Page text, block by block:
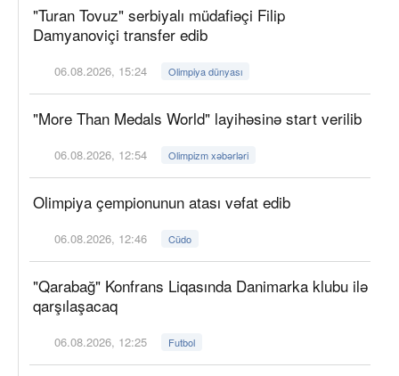
"Turan Tovuz" serbiyalı müdafiəçi Filip
Damyanoviçi transfer edib
06.08.2026, 15:24 Olimpiya dünyası
"More Than Medals World" layihəsinə start verilib
06.08.2026, 12:54 Olimpizm xəbərləri
Olimpiya çempionunun atası vəfat edib
06.08.2026, 12:46 Cüdo
"Qarabağ" Konfrans Liqasında Danimarka klubu ilə
qarşılaşacaq
06.08.2026, 12:25 Futbol